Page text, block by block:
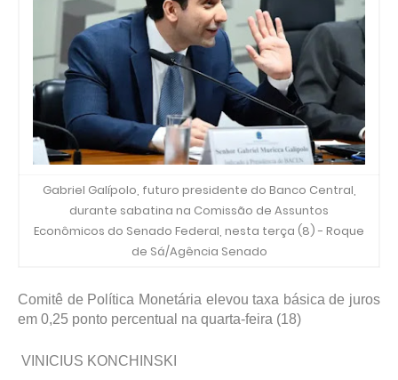
Gabriel Galípolo, futuro presidente do Banco Central,
durante sabatina na Comissão de Assuntos
Econômicos do Senado Federal, nesta terça (8) - Roque
de Sá/Agência Senado
Comitê de Política Monetária elevou taxa básica de juros
em 0,25 ponto percentual na quarta-feira (18)
VINICIUS KONCHINSKI